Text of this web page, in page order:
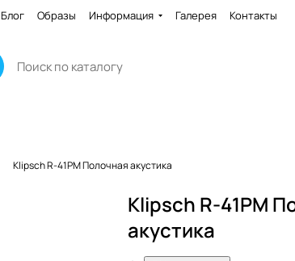
Блог Образы Информация Галерея Контакты
Klipsch R-41PM Полочная акустика
Klipsch R-41PM
акустика